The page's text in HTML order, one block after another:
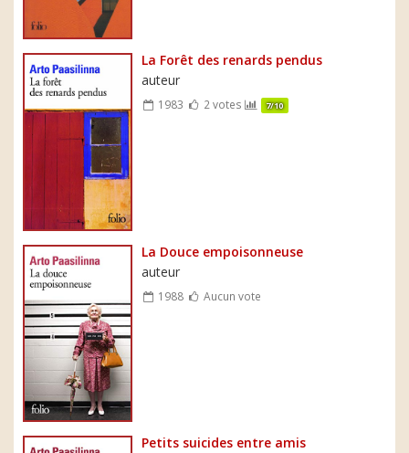
La Forêt des renards pendus
auteur
1983 2 votes 7/10
La Douce empoisonneuse
auteur
1988 Aucun vote
Petits suicides entre amis